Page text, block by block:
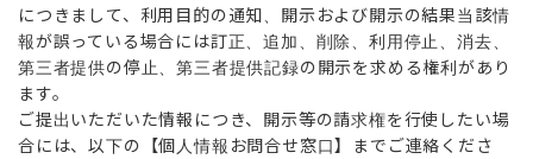
につきまして、利用目的の通知、開示および開示の結果当該情
報が誤っている場合には訂正、追加、削除、利用停止、消去、
第三者提供の停止、第三者提供記録の開示を求める権利があり
ます。
ご提出いただいた情報につき、開示等の請求権を行使したい場
合には、以下の【個人情報お問合せ窓口】までご連絡くださ